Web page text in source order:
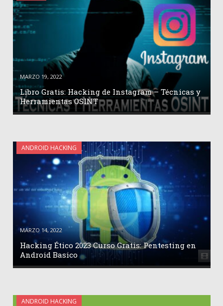
MARZO 19, 2022
Libro Gratis: Hacking de Instagram – Técnicas y
Herramientas OSINT
ANDROID HACKING
MARZO 14, 2022
Hacking Ético 2023 Curso Gratis: Pentesting en
Android Basico
ANDROID HACKING